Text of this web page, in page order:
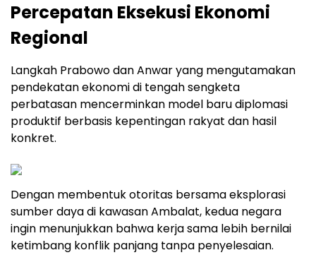
Percepatan Eksekusi Ekonomi
Regional
Langkah Prabowo dan Anwar yang mengutamakan
pendekatan ekonomi di tengah sengketa
perbatasan mencerminkan model baru diplomasi
produktif berbasis kepentingan rakyat dan hasil
konkret.
Dengan membentuk otoritas bersama eksplorasi
sumber daya di kawasan Ambalat, kedua negara
ingin menunjukkan bahwa kerja sama lebih bernilai
ketimbang konflik panjang tanpa penyelesaian.